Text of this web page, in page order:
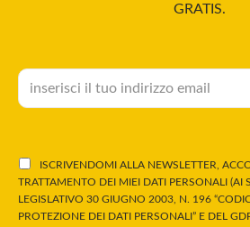
GRATIS.
ISCRIVENDOMI ALLA NEWSLETTER,
TRATTAMENTO DEI MIEI DATI PERSONALI (AI
LEGISLATIVO 30 GIUGNO 2003, N. 196
PROTEZIONE DEI DATI PERSONALI” E DEL